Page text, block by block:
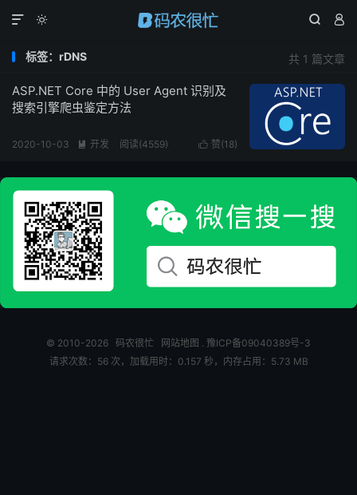
  

共 1 篇文章
标签：rDNS
ASP.NET Core 中的 User Agent 识别及
搜索引擎爬虫鉴定方法
 赞(18)
2020-10-03  开发 阅读(4559)
© 2010-2026 码农很忙 网站地图 . 豫ICP备09040389号-3
请求次数：56 次，加载用时：0.157 秒，内存占用：5.73 MB